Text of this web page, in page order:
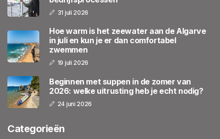
31 juli 2026
Hoe warm is het zeewater aan de Algarve
in juli en kun je er dan comfortabel
zwemmen
19 juli 2026
Beginnen met suppen in de zomer van
2026: welke uitrusting heb je echt nodig?
24 juni 2026
Categorieën